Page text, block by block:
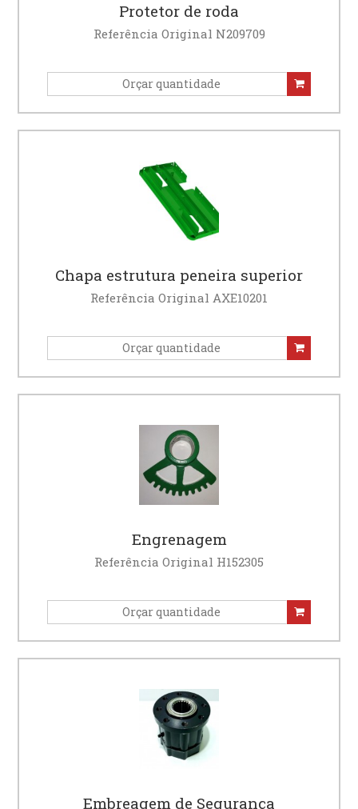
Protetor de roda
Referência Original N209709
Chapa estrutura peneira superior
Referência Original AXE10201
Engrenagem
Referência Original H152305
Embreagem de Segurança